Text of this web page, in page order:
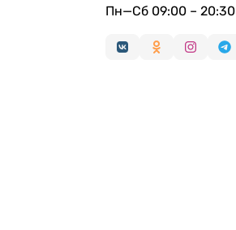
Пн—Сб 09:00 – 20:30